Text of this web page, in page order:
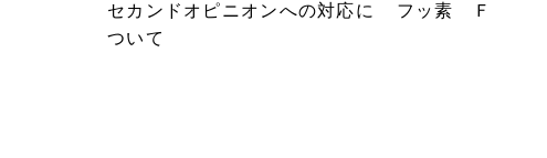
セカンドオピニオンへの対応に
ついて
フッ素 Ｆ